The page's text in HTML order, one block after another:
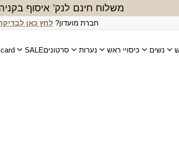
משלוח חינם לנק’ איסוף בקניה
חברת מועדון? לחץ כאן
נשים כיסויי ראש נערות סרטוניםSALE